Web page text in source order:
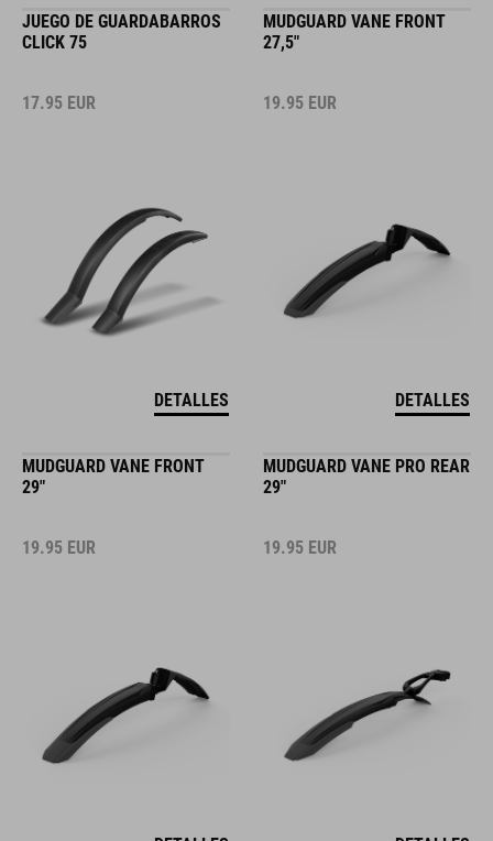
JUEGO DE GUARDABARROS
CLICK 75
17.95 EUR
DETALLES
MUDGUARD VANE FRONT
27,5"
19.95 EUR
DETALLES
MUDGUARD VANE FRONT
29"
19.95 EUR
MUDGUARD VANE PRO REAR
29"
19.95 EUR